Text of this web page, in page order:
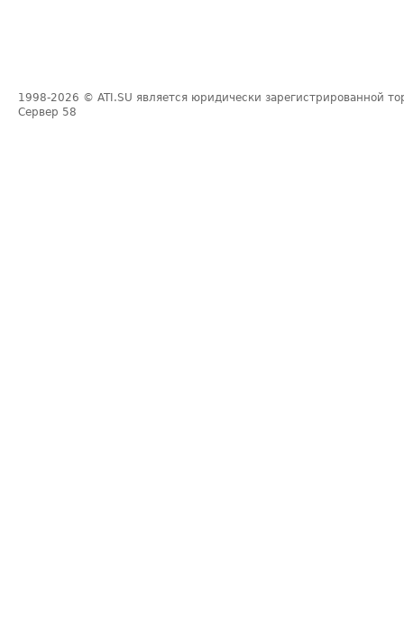
1998-2026 © ATI.SU является юридически зарегистрированной
Сервер 58